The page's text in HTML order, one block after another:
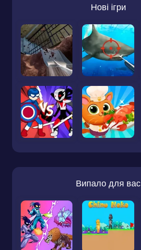
Нові ігри
Випало для вас